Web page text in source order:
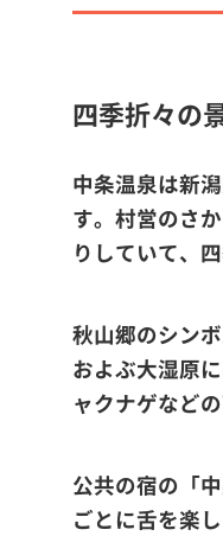
四季折々の
中条温泉は新
す。村営のさ
りしていて、
秋山郷のシン
およぶ大湿原
ャクナゲなど
公共の宿の「
ごとに舌を楽